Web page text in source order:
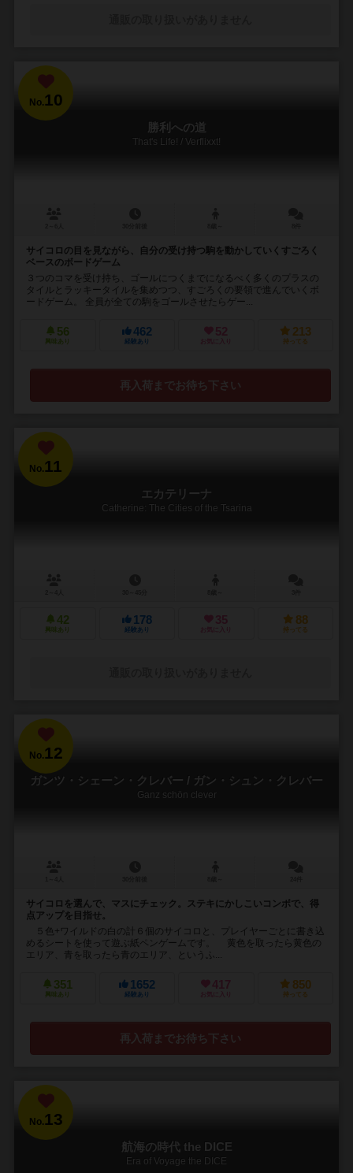
No. 10
勝利への道
That's Life! / Verflixxt!
サイコロの目を見ながら、自分の受け持つ駒を動かしていくすごろく
ベースのボードゲーム
３つのコマを受け持ち、ゴールにつくまでになるべく多くのプラスの
タイルとラッキータイルを集めつつ、すごろくの要領で進んでいくボ
ードゲーム。 全員が全ての駒をゴールさせたらゲー...
56
興味あり
462
経験あり
52
お気に入り
213
持ってる
再入荷までお待ち下さい
No.11
エカテリーナ
Catherine: The Cities of the Tsarina
42
興味あり
178
経験あり
35
お気に入り
88
持ってる
No.12
ガンツ・シェーン・クレバー / ガン・シュン・クレバー
Ganz schön clever
サイコロを選んで、マスにチェック。ステキにかしこいコンボで、得
点アップを目指せ。
５色+ワイルドの白の計６個のサイコロと、プレイヤーごとに書き込
めるシートを使って遊ぶ紙ペンゲームです。 黄色を取ったら黄色の
エリア、青を取ったら青のエリア、というふ...
351
興味あり
1652
経験あり
417
お気に入り
850
持ってる
再入荷までお待ち下さい
No.13
航海の時代 the DICE
Era of Voyage the DICE